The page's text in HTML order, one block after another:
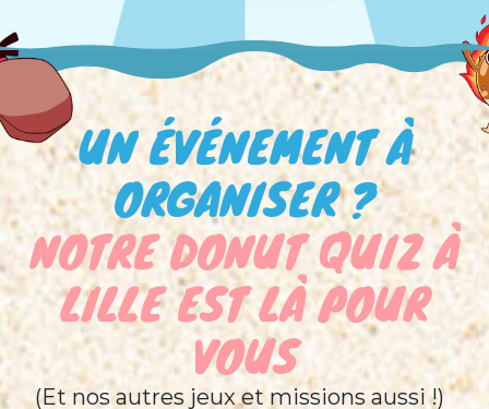
UN ÉVÉNEMENT À
ORGANISER ?
NOTRE DONUT QUIZ À
LILLE EST LÀ POUR
VOUS
(Et nos autres jeux et missions aussi !)